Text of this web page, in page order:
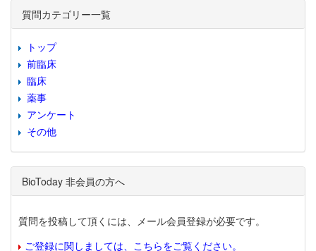
質問カテゴリー一覧
トップ
前臨床
臨床
薬事
アンケート
その他
BioToday 非会員の方へ
質問を投稿して頂くには、メール会員登録が必要です。
ご登録に関しましては、こちらをご覧ください。